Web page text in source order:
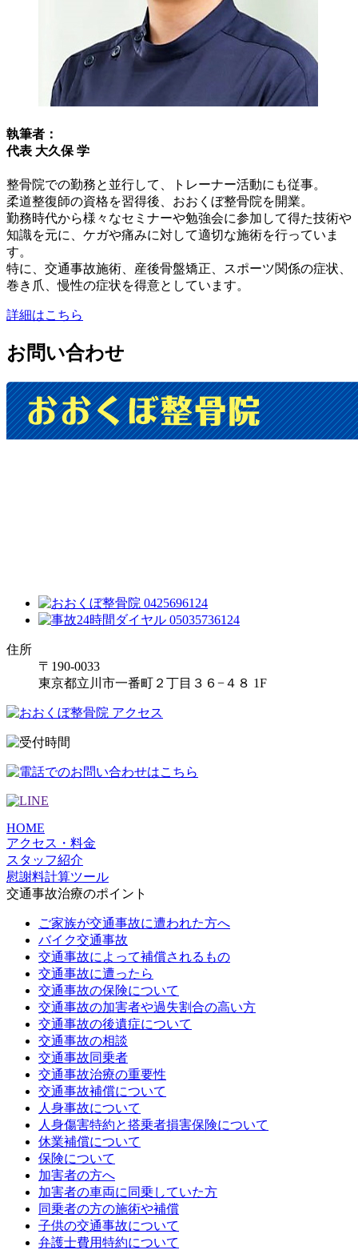
執筆者：
代表 大久保 学
整骨院での勤務と並行して、トレーナー活動にも従事。
柔道整復師の資格を習得後、おおくぼ整骨院を開業。
勤務時代から様々なセミナーや勉強会に参加して得た技術や
知識を元に、ケガや痛みに対して適切な施術を行っていま
す。
特に、交通事故施術、産後骨盤矯正、スポーツ関係の症状、
巻き爪、慢性の症状を得意としています。
詳細はこちら
お問い合わせ
住所
〒190-0033
東京都立川市一番町２丁目３６−４８ 1F
HOME
アクセス・料金
スタッフ紹介
慰謝料計算ツール
交通事故治療のポイント
ご家族が交通事故に遭われた方へ
バイク交通事故
交通事故によって補償されるもの
交通事故に遭ったら
交通事故の保険について
交通事故の加害者や過失割合の高い方
交通事故の後遺症について
交通事故の相談
交通事故同乗者
交通事故治療の重要性
交通事故補償について
人身事故について
人身傷害特約と搭乗者損害保険について
休業補償について
保険について
加害者の方へ
加害者の車両に同乗していた方
同乗者の方の施術や補償
子供の交通事故について
弁護士費用特約について